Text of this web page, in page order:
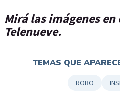
Mirá las imágenes en
Telenueve.
TEMAS QUE
ROBO